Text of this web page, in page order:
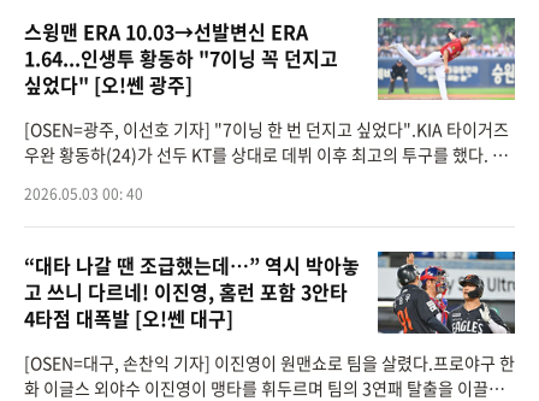
스윙맨 ERA 10.03→선발변신 ERA
1.64...인생투 황동하 "7이닝 꼭 던지고
싶었다" [오!쎈 광주]
[OSEN=광주, 이선호 기자] "7이닝 한 번 던지고 싶었다".KIA 타이거즈
우완 황동하(24)가 선두 KT를 상대로 데뷔 이후 최고의 투구를 했다. 2
마운드를 굳
2026.05.03 00: 40
“대타 나갈 땐 조급했는데…” 역시 박아놓
고 쓰니 다르네! 이진영, 홈런 포함 3안타
4타점 대폭발 [오!쎈 대구]
[OSEN=대구, 손찬익 기자] 이진영이 원맨쇼로 팀을 살렸다.프로야구 한
화 이글스 외야수 이진영이 맹타를 휘두르며 팀의 3연패 탈출을 이끌었